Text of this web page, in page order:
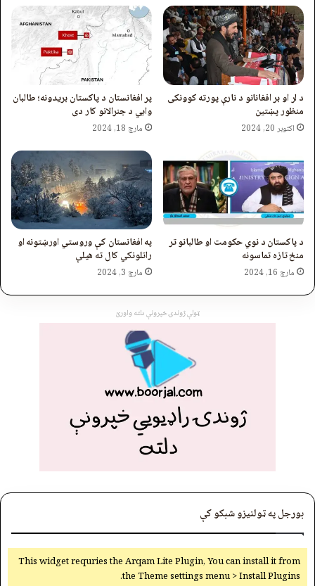
د لر او بر افغانانو د نارې پورته کوونکی
منظور پښتین
اکتوبر 20, 2024
پر افغانستان د پاکستان بریدونه؛ طالبان
وايي د جنرالانو کار دی
مارچ 18, 2024
د پاکستان د نوي حکومت او طالبانو تر
منځ تازه تماسونه
مارچ 16, 2024
په افغانستان کې وروستي اورښتونه او
راتلونکي کال ته هیلې
مارچ 3, 2024
ټولې ژوندۍ خپرونې دلته واورئ
بورجل په ټولنیزو شبکو کې
This widget requries the Arqam Lite Plugin, You can install it from
the Theme settings menu > Install Plugins.